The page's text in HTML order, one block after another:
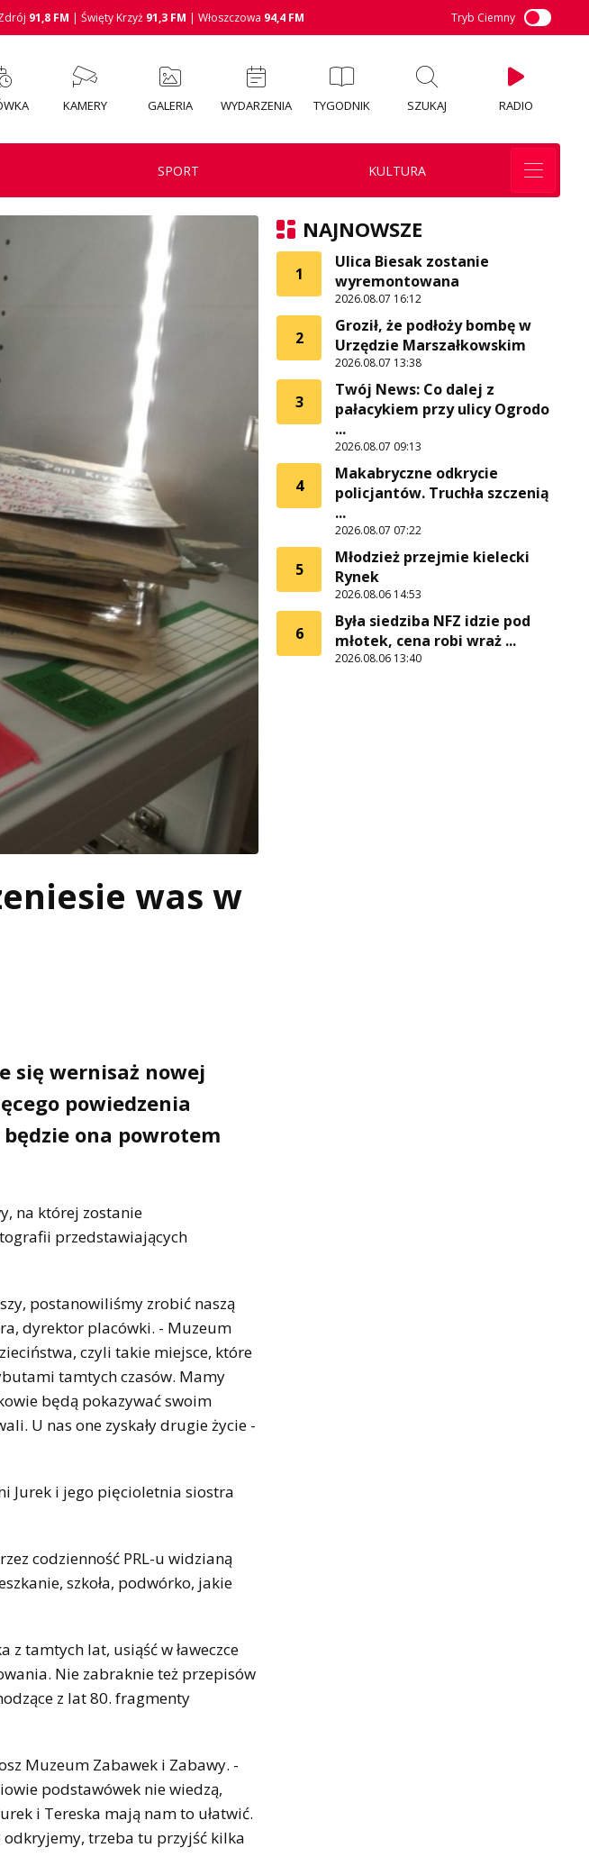
91,8 FM | Święty Krzyż 91,3 FM | Włoszczowa 94,4 FM Tryb Ciemny
KAMERY GALERIA WYDARZENIA TYGODNIK SZUKAJ RADIO
SPORT KULTURA
was w
się wernisaż nowej
powiedzenia
będzie ona powrotem
na której zostanie
przedstawiających
postanowiliśmy zrobić naszą
dyrektor placówki. - Muzeum
czyli takie miejsce, które
tamtych czasów. Mamy
będą pokazywać swoim
U nas one zyskały drugie życie -
Jurek i jego pięcioletnia siostra
codzienność PRL-u widzianą
szkoła, podwórko, jakie
tamtych lat, usiąść w ławeczce
Nie zabraknie też przepisów
z lat 80. fragmenty
Muzeum Zabawek i Zabawy. -
podstawówek nie wiedzą,
i Tereska mają nam to ułatwić.
odkryjemy, trzeba tu przyjść kilka
NAJNOWSZE
1
Ulica Biesak zostanie
wyremontowana
2026.08.07 16:12
2
Groził, że podłoży bombę w
Urzędzie Marszałkowskim
2026.08.07 13:38
3
Twój News: Co dalej z
pałacykiem przy ulicy Ogrodo
...
2026.08.07 09:13
4
Makabryczne odkrycie
policjantów. Truchła szczenią
...
2026.08.07 07:22
5
Młodzież przejmie kielecki
Rynek
2026.08.06 14:53
6
Była siedziba NFZ idzie pod
młotek, cena robi wraż ...
2026.08.06 13:40